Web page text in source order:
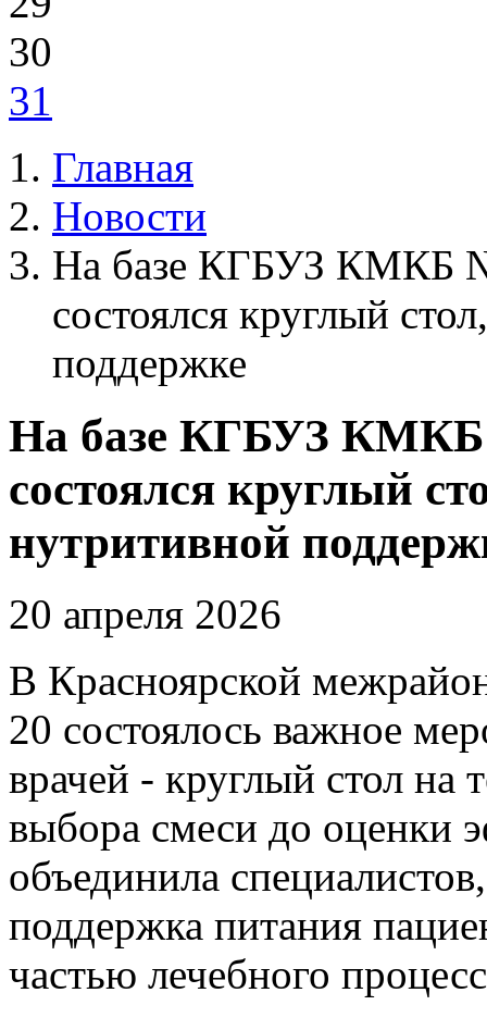
30
31
Главная
Новости
На базе КГБУЗ КМКБ
состоялся круглый
поддержке
На базе КГБУЗ
состоялся круглый
нутритивной
20 апреля 2026
В Красноярской
20 состоялось важное
врачей - круглый стол на
выбора смеси до оценки
объединила
поддержка питания
частью лечебного